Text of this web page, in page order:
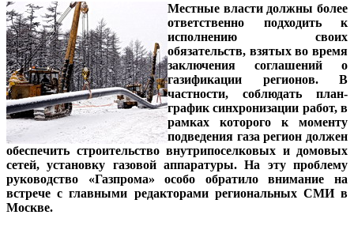
Местные власти должны более
ответственно подходить к
исполнению своих
обязательств, взятых во время
заключения соглашений о
газификации регионов. В
частности, соблюдать план-
график синхронизации работ, в
рамках которого к моменту
подведения газа регион должен
обеспечить строительство внутрипоселковых и домовых
сетей, установку газовой аппаратуры. На эту проблему
руководство «Газпрома» особо обратило внимание на
встрече с главными редакторами региональных СМИ в
Москве.